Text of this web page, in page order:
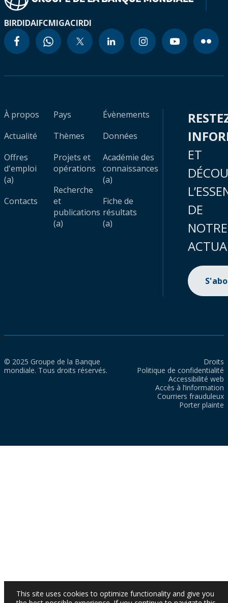
BIRDIDAIFCMIGACIRDI
À propos
Actualité
Offres
d'emploi
(a)
Contacts
Pays
Thèmes
Projets et
opérations
Recherche
et
publications
(a)
Évènements
Données
Académie des
connaissances
(a)
Fiche de
résultats
(a)
ET
DE
NOTRE
© 2025 Groupe de la Banque
mondiale. Tous droits réservés.
Droits
Politique de confidentialité
Accessibilité web
Accès à l’information
Courriers frauduleux
Porter plainte
This site uses cookies to optimize functionality and give you